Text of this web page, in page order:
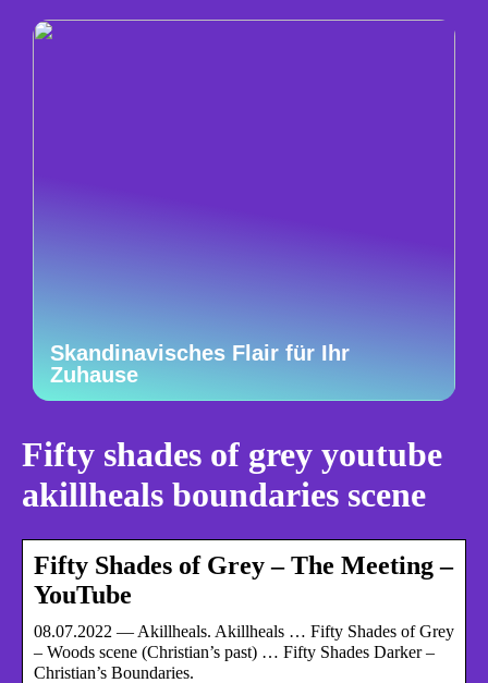
Skandinavisches Flair für Ihr
Zuhause
Fifty shades of grey youtube
akillheals boundaries scene
Fifty Shades of Grey – The Meeting –
YouTube
08.07.2022 — Akillheals. Akillheals … Fifty Shades of Grey
– Woods scene (Christian’s past) … Fifty Shades Darker –
Christian’s Boundaries.